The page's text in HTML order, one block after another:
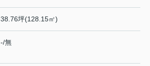
38.76坪(128.15㎡)
-/無